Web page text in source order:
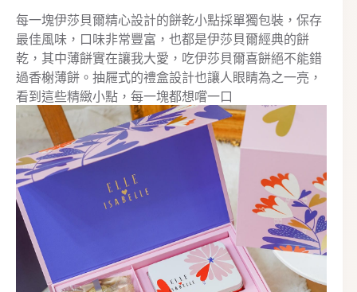
每一塊伊莎貝爾精心設計的餅乾小點採單獨包裝，保存
最佳風味，口味非常豐富，也都是伊莎貝爾經典的餅
乾，其中薄餅實在讓我大愛，吃伊莎貝爾喜餅絕不能錯
過香榭薄餅。抽屜式的禮盒設計也讓人眼睛為之一亮，
看到這些精緻小點，每一塊都想嚐一口